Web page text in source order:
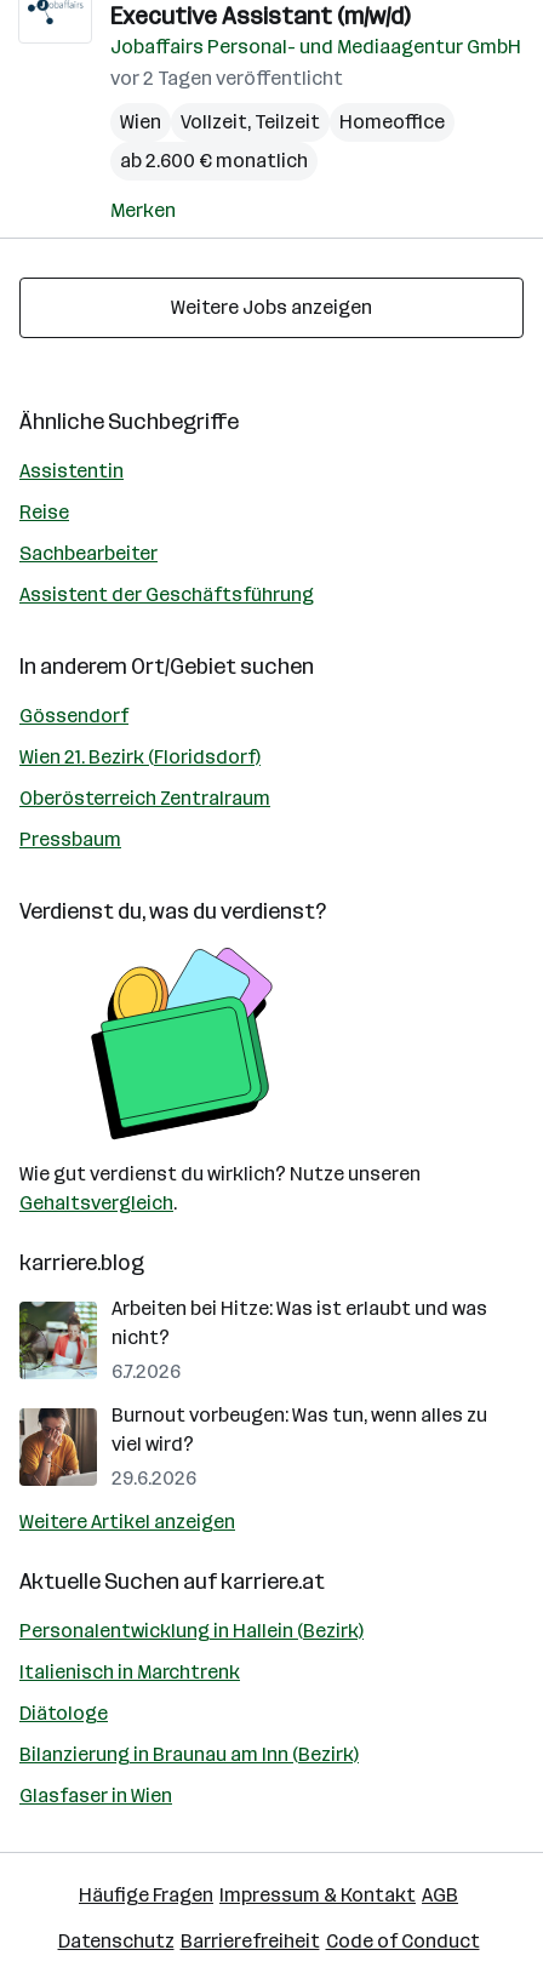
Executive Assistant (m/w/d)
Jobaffairs Personal- und Mediaagentur GmbH
vor 2 Tagen veröffentlicht
Wien
Vollzeit, Teilzeit
Homeoffice
ab 2.600 € monatlich
Merken
Weitere Jobs anzeigen
Ähnliche Suchbegriffe
Assistentin
Reise
Sachbearbeiter
Assistent der Geschäftsführung
In anderem Ort/Gebiet suchen
Gössendorf
Wien 21. Bezirk (Floridsdorf)
Oberösterreich Zentralraum
Pressbaum
Verdienst du, was du verdienst?
Wie gut verdienst du wirklich? Nutze unseren
Gehaltsvergleich.
karriere.blog
Arbeiten bei Hitze: Was ist erlaubt und was
nicht?
6.7.2026
Burnout vorbeugen: Was tun, wenn alles zu
viel wird?
29.6.2026
Weitere Artikel anzeigen
Aktuelle Suchen aufkarriere.at
Personalentwicklung in Hallein (Bezirk)
Italienisch in Marchtrenk
Diätologe
Bilanzierung in Braunau am Inn (Bezirk)
Glasfaser in Wien
Häufige Fragen Impressum & Kontakt AGB
Datenschutz Barrierefreiheit Code of Conduct